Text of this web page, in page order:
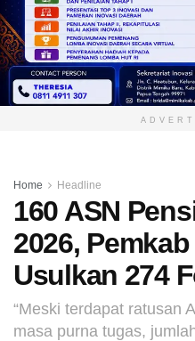
Home Headline
160 ASN
2026,
Usulkan 274
“Meski terdapat ratusan
masa purna tugas,